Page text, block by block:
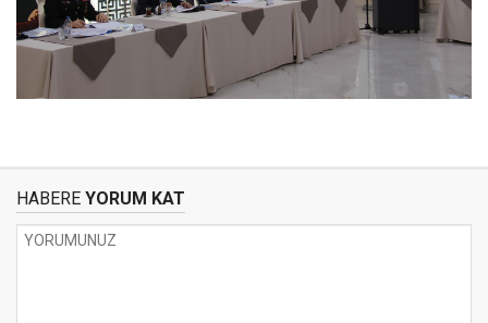
HABERE YORUM KAT